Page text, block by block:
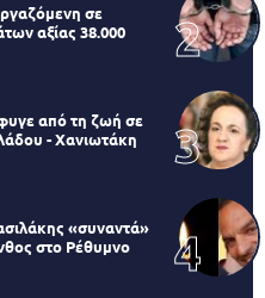
σε
αξίας 38.000
από τη ζωή σε
- Χανιωτάκη
«συναντά»
στο Ρέθυμνο